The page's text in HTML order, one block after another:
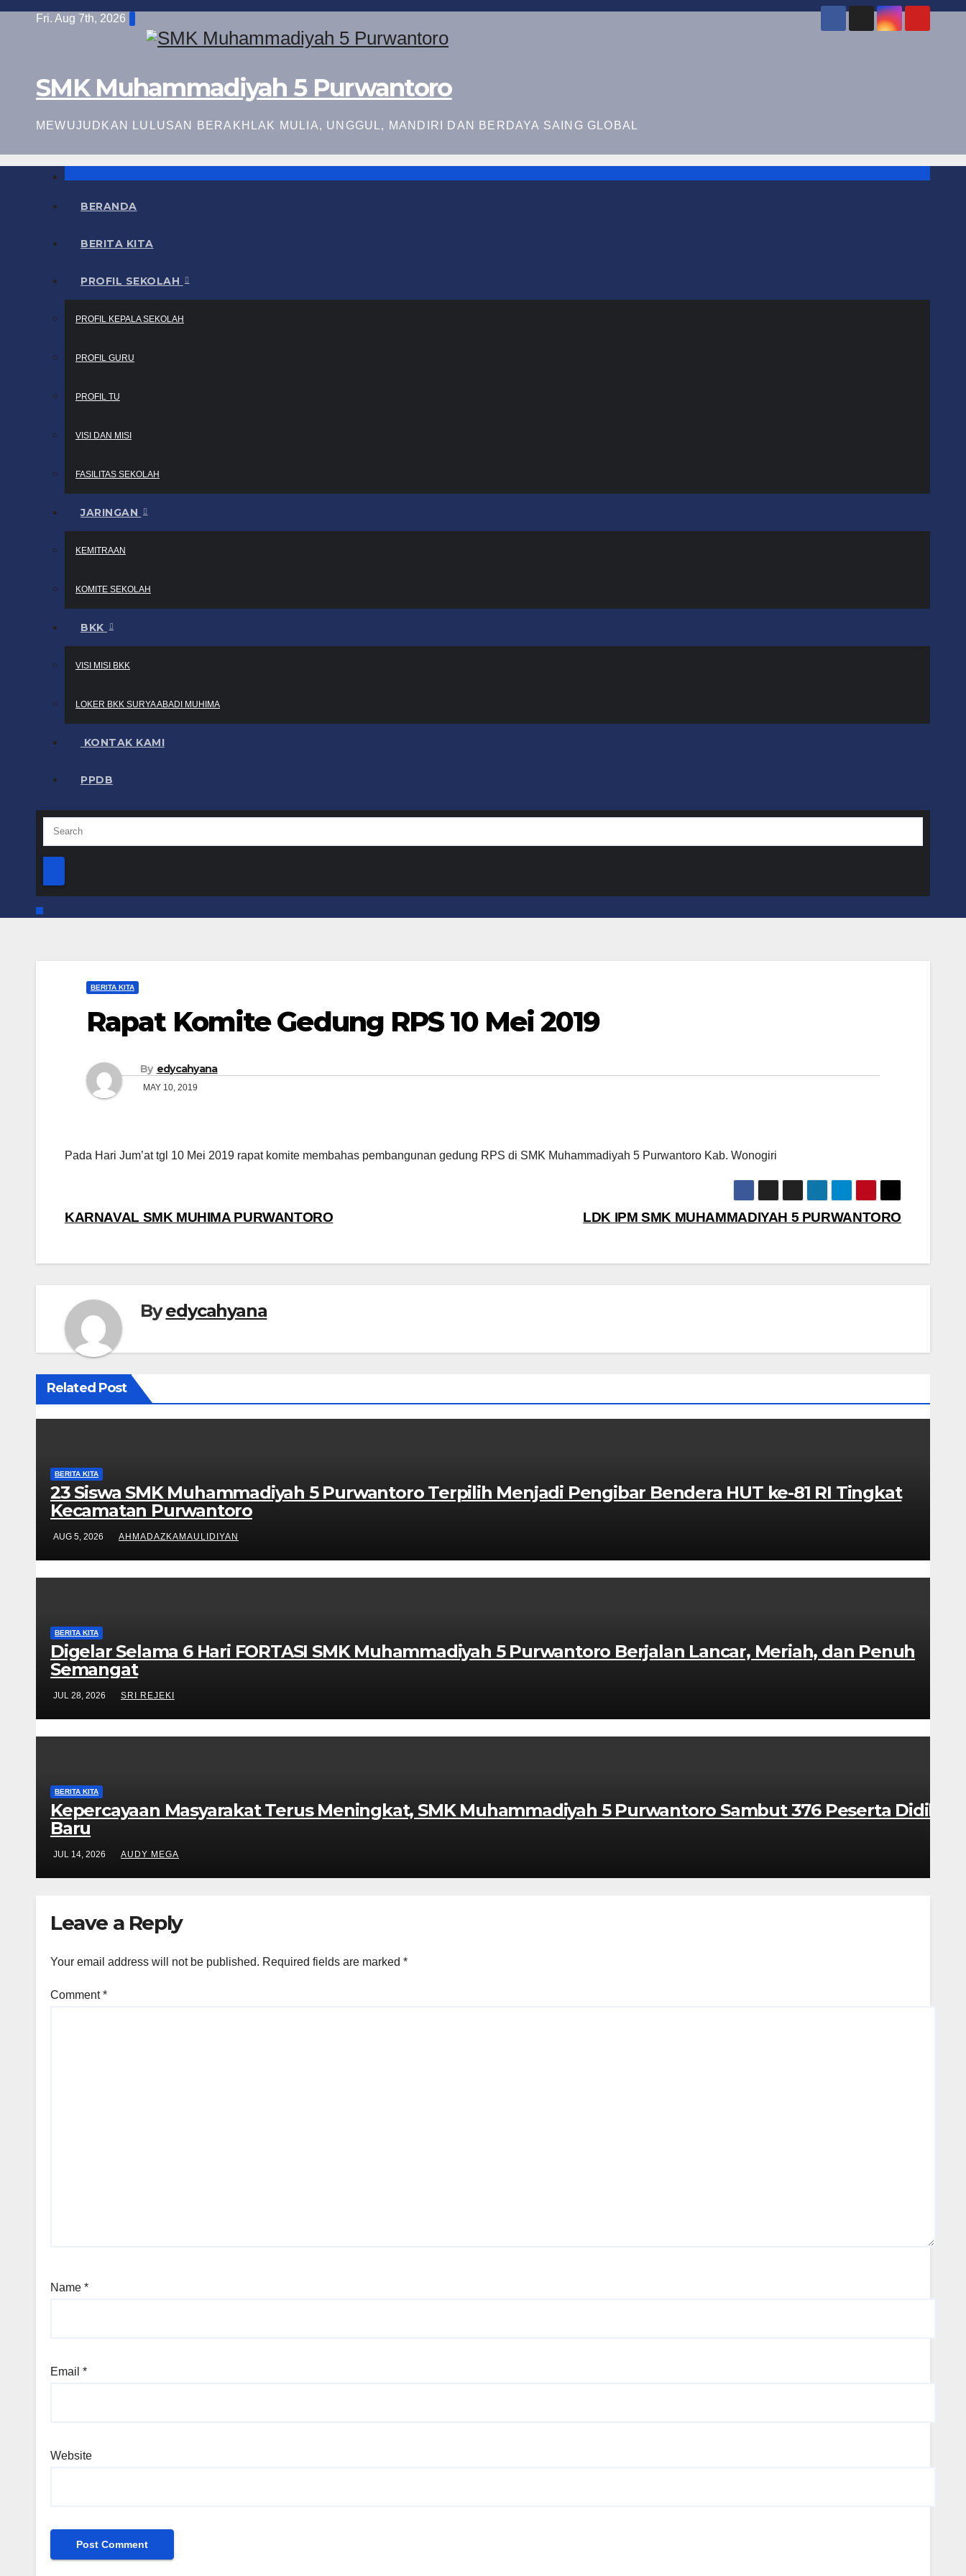
Skip
Fri. Aug 7th, 2026
SMK Muhammadiyah 5 Purwantoro
MEWUJUDKAN LULUSAN BERAKHLAK MULIA, UNGGUL, MANDIRI DAN BERDAYA SAING GLOBAL
BERANDA
BERITA KITA
PROFIL SEKOLAH
PROFIL KEPALA SEKOLAH
PROFIL GURU
PROFIL TU
VISI DAN MISI
FASILITAS SEKOLAH
JARINGAN
KEMITRAAN
KOMITE SEKOLAH
BKK
VISI MISI BKK
LOKER BKK SURYA ABADI MUHIMA
KONTAK KAMI
PPDB
BERITA KITA
Rapat Komite Gedung RPS 10 Mei 2019
By edycahyana
MAY 10, 2019
Pada Hari Jum’at tgl 10 Mei 2019 rapat komite membahas pembangunan gedung RPS di SMK Muhammadiyah 5 Purwantoro Kab. Wonogiri
Post
LDK IPM SMK MUHAMMADIYAH 5 PURWANTORO
KARNAVAL SMK MUHIMA PURWANTORO
Byedycahyana
Related Post
BERITA KITA
23 Siswa SMK Muhammadiyah 5 Purwantoro Terpilih Menjadi Pengibar Bendera HUT ke-81 RI Tingkat
Kecamatan Purwantoro
AUG 5, 2026 AHMADAZKAMAULIDIYAN
BERITA KITA
Digelar Selama 6 Hari FORTASI SMK Muhammadiyah 5 Purwantoro Berjalan Lancar, Meriah, dan Penuh
Semangat
JUL 28, 2026 SRI REJEKI
BERITA KITA
Kepercayaan Masyarakat Terus Meningkat, SMK Muhammadiyah 5 Purwantoro Sambut 376 Peserta Didik
Baru
JUL 14, 2026 AUDY MEGA
Leave a Reply
Your email address will not be published. Required fields are marked *
Comment*
Name *
Email *
Website